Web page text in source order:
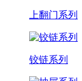
上翻门系列
铰链系列